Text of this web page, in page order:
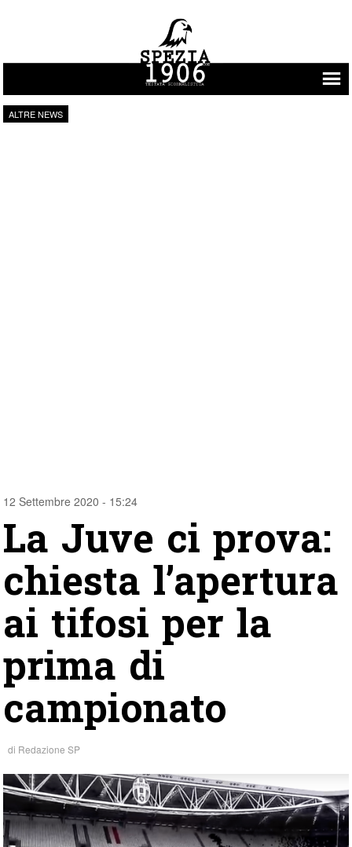
Vai al contenuto
ALTRE NEWS
12 Settembre 2020 - 15:24
La Juve ci prova:
chiesta l’apertura
ai tifosi per la
prima di
campionato
di Redazione SP